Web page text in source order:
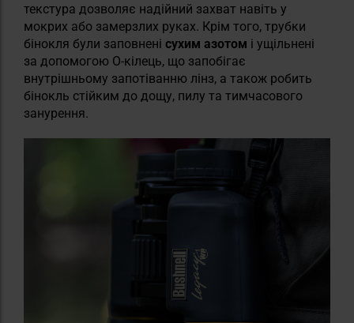
текстура дозволяє надійний захват навіть у
мокрих або замерзлих руках. Крім того, трубки
бінокля були заповнені сухим азотом і ущільнені
за допомогою О-кілець, що запобігає
внутрішньому запотіванню лінз, а також робить
бінокль стійким до дощу, пилу та тимчасового
занурення.